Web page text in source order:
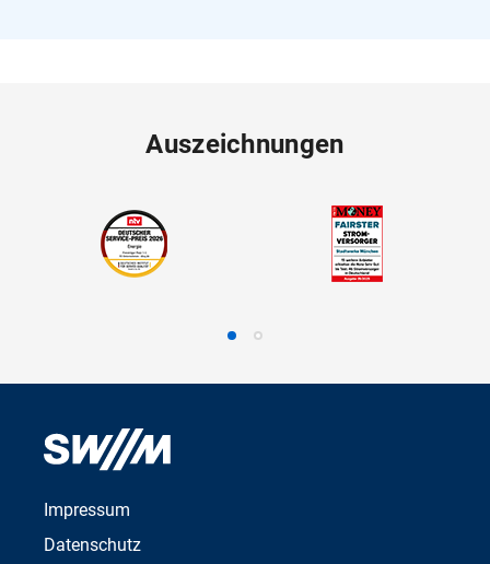
Auszeichnungen
Impressum
Datenschutz